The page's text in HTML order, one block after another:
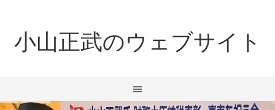
小山正武のウェブサイト